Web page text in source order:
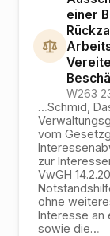
einer
W263
…Schmid,
vom
zur
VwGH
ohne
Interesse an
sowie die…